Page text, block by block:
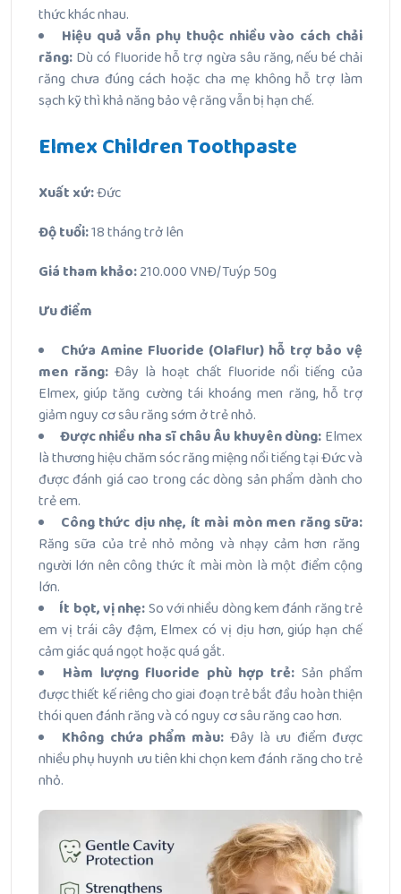
thức khác nhau.
Hiệu quả vẫn phụ thuộc nhiều vào cách chải
răng: Dù có fluoride hỗ trợ ngừa sâu răng, nếu bé chải
răng chưa đúng cách hoặc cha mẹ không hỗ trợ làm
sạch kỹ thì khả năng bảo vệ răng vẫn bị hạn chế.
Elmex Children Toothpaste
Xuất xứ:Đức
Độ tuổi:18 tháng trở lên
Giá tham khảo:210.000 VNĐ/Tuýp 50g
Ưu điểm
Chứa Amine Fluoride (Olaflur) hỗ trợ bảo vệ
men răng: Đây là hoạt chất fluoride nổi tiếng của
Elmex, giúp tăng cường tái khoáng men răng, hỗ trợ
giảm nguy cơ sâu răng sớm ở trẻ nhỏ.
Được nhiều nha sĩ châu Âu khuyên dùng: Elmex
là thương hiệu chăm sóc răng miệng nổi tiếng tại Đức và
được đánh giá cao trong các dòng sản phẩm dành cho
trẻ em.
Công thức dịu nhẹ, ít mài mòn men răng sữa:
Răng sữa của trẻ nhỏ mỏng và nhạy cảm hơn răng
người lớn nên công thức ít mài mòn là một điểm cộng
lớn.
Ít bọt, vị nhẹ:So với nhiều dòng kem đánh răng trẻ
em vị trái cây đậm, Elmex có vị dịu hơn, giúp hạn chế
cảm giác quá ngọt hoặc quá gắt.
Hàm lượng fluoride phù hợp trẻ: Sản phẩm
được thiết kế riêng cho giai đoạn trẻ bắt đầu hoàn thiện
thói quen đánh răng và có nguy cơ sâu răng cao hơn.
Không chứa phẩm màu: Đây là ưu điểm được
nhiều phụ huynh ưu tiên khi chọn kem đánh răng cho trẻ
nhỏ.